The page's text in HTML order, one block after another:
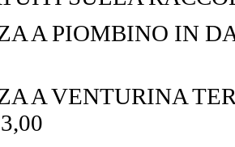
A PIOMBINO IN
A VENTURINA